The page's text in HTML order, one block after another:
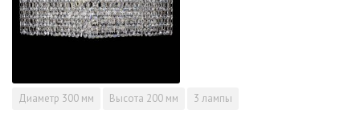
Диаметр 300 мм Высота 200 мм 3 лампы